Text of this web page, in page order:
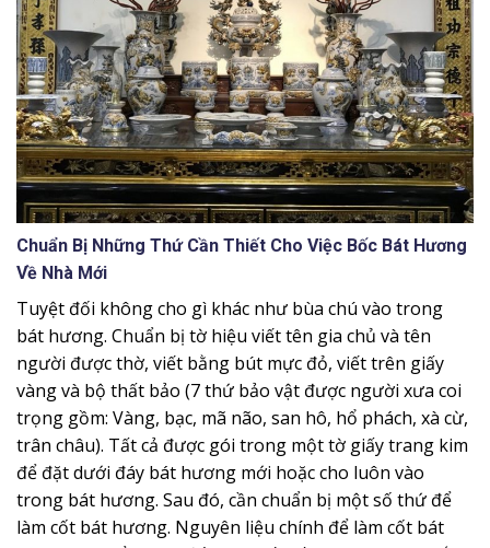
Chuẩn Bị Những Thứ Cần Thiết Cho Việc Bốc Bát Hương
Về Nhà Mới
Tuyệt đối không cho gì khác như bùa chú vào trong
bát hương. Chuẩn bị tờ hiệu viết tên gia chủ và tên
người được thờ, viết bằng bút mực đỏ, viết trên giấy
vàng và bộ thất bảo (7 thứ bảo vật được người xưa coi
trọng gồm: Vàng, bạc, mã não, san hô, hổ phách, xà cừ,
trân châu). Tất cả được gói trong một tờ giấy trang kim
để đặt dưới đáy bát hương mới hoặc cho luôn vào
trong bát hương. Sau đó, cần chuẩn bị một số thứ để
làm cốt bát hương. Nguyên liệu chính để làm cốt bát